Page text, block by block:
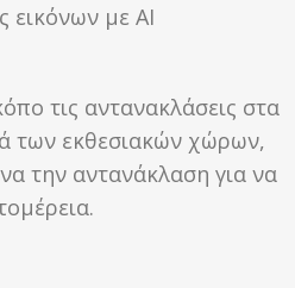
εικόνων με ΑΙ
τις αντανακλάσεις στα
των εκθεσιακών χώρων,
την αντανάκλαση για να